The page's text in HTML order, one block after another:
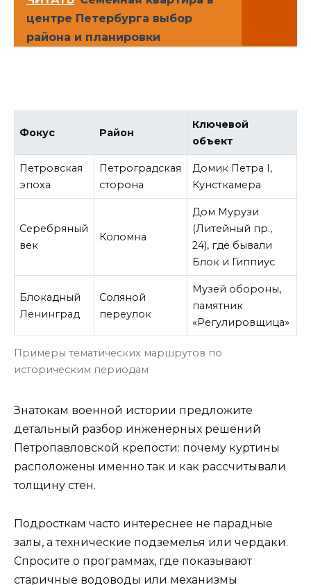
центре Петербурга выбор
района и планировки
Примеры тематических маршрутов по
историческим периодам
Фокус Район
Ключевой
объект
Петровская
эпоха
Петроградская
сторона
Домик Петра I,
Кунсткамера
Серебряный
век
Коломна
Дом Мурузи
(Литейный пр.,
24), где бывали
Блок и Гиппиус
Блокадный
Ленинград
Соляной
переулок
Музей обороны,
памятник
«Регулировщица»
Знатокам военной истории предложите
детальный разбор инженерных решений
Петропавловской крепости: почему куртины
расположены именно так и как рассчитывали
толщину стен.
Подросткам часто интереснее не парадные
залы, а технические подземелья или чердаки.
Спросите о программах, где показывают
старичные водоводы или механизмы